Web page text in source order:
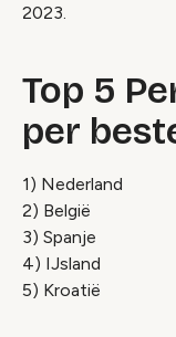
2023.
Top 5
per
1) Nederland
2) België
3) Spanje
4) IJsland
5) Kroatië